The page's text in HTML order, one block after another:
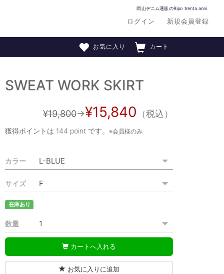
岡山デニム通販のRipo trenta anni
ログイン 新規会員登録
カート
お気に入り
SWEAT WORK SKIRT
¥19,800→¥15,840 （税込）
獲得ポイントは 144 point です。※会員様のみ
カラー
サイズ
在庫あり
数量
カートへ入れる
お気に入りに追加